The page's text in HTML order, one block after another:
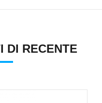
DI RECENTE